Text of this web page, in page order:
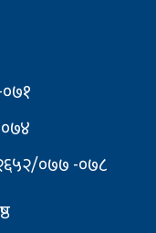
२६५२/०७७ -०७८